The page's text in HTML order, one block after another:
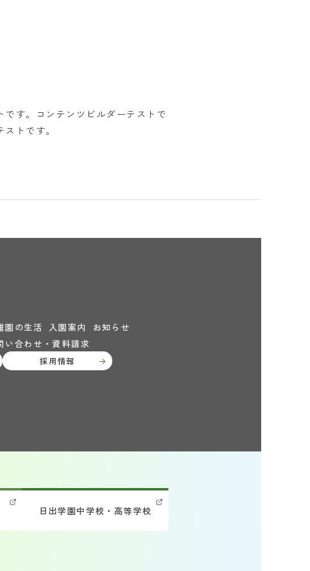
す。コンテンツビルダーテストで
トです。
園の生活 入園案内
お知らせ
い合わせ・資料請求
採用情報
日出学園中学校・高等学校